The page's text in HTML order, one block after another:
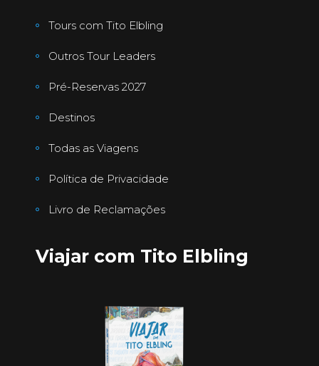
Tours com Tito Elbling
Outros Tour Leaders
Pré-Reservas 2027
Destinos
Todas as Viagens
Política de Privacidade
Livro de Reclamações
Viajar com Tito Elbling